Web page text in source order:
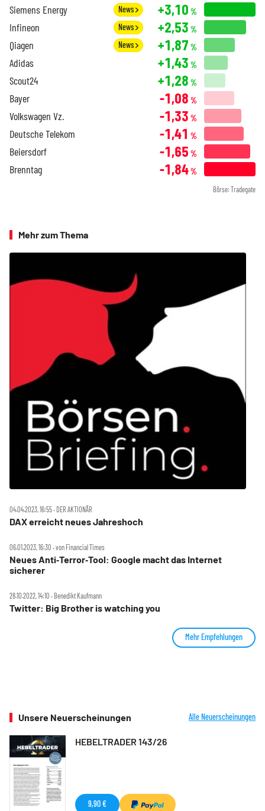
Siemens Energy News +3,10 %
Infineon News +2,53 %
Qiagen News +1,87 %
Adidas +1,43 %
Scout24 +1,28 %
Bayer -1,08 %
Volkswagen Vz. -1,33 %
Deutsche Telekom -1,41 %
Beiersdorf -1,65 %
Brenntag -1,84%
Börse: Tradegate
Mehr zum Thema
04.04.2023, 16:55 ‧ DER AKTIONÄR
DAX erreicht neues Jahreshoch
06.01.2023, 16:30 ‧ von Financial Times
Neues Anti‑Terror‑Tool: Google macht das Internet
sicherer
28.10.2022, 14:10 ‧ Benedikt Kaufmann
Twitter: Big Brother is watching you
Mehr Empfehlungen
Unsere Neuerscheinungen Alle Neuerscheinungen
HEBELTRADER 143/26
9,90 €